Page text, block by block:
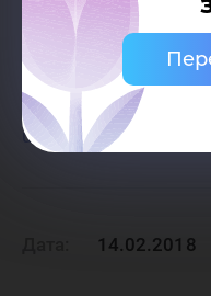
международного
миграционного
Алексеевна, тел.:
14.02.2018